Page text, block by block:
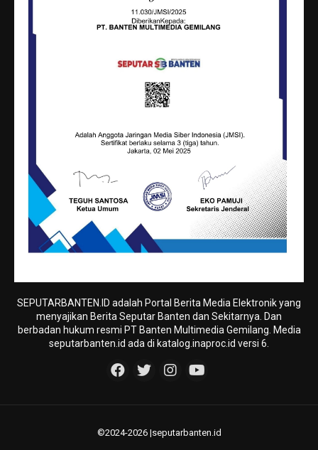
SEPUTARBANTEN.ID adalah Portal Berita Media Elektronik yang
menyajikan Berita Seputar Banten dan Sekitarnya. Dan
berbadan hukum resmi PT Banten Multimedia Gemilang. Media
seputarbanten.id ada di katalog.inaproc.id versi 6.
©2024-2026 |seputarbanten.id